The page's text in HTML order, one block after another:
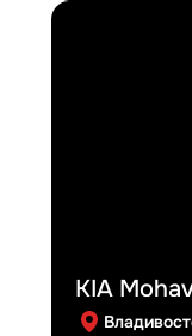
KIA